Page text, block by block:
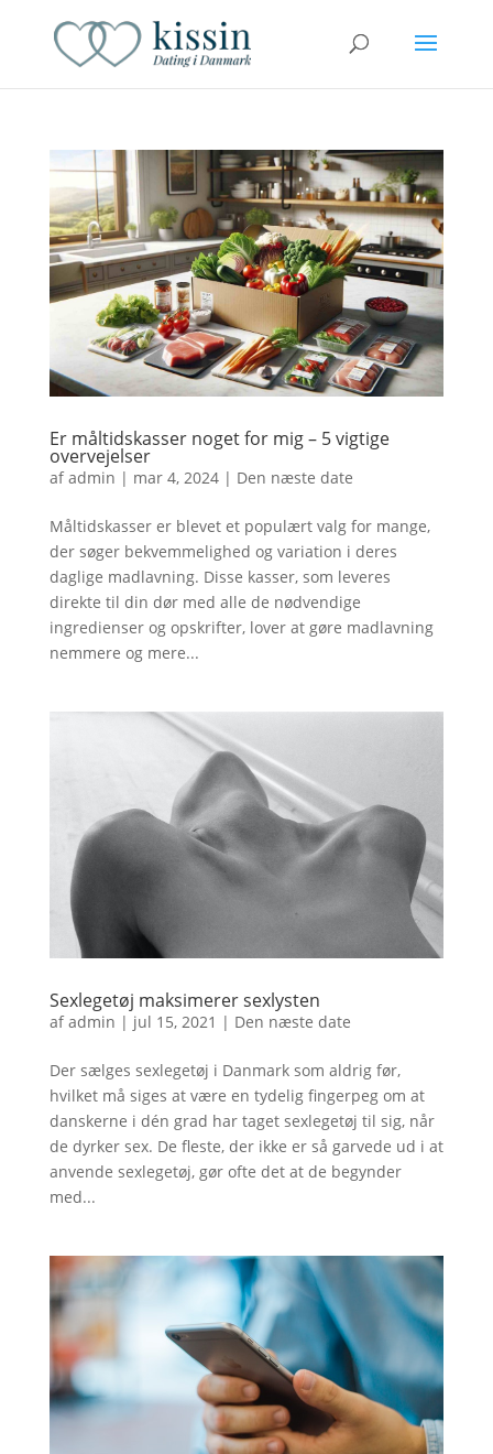
Er måltidskasser noget for mig – 5 vigtige
overvejelser
afadmin | mar 4, 2024| Den næste date
Måltidskasser er blevet et populært valg for mange,
der søger bekvemmelighed og variation i deres
daglige madlavning. Disse kasser, som leveres
direkte til din dør med alle de nødvendige
ingredienser og opskrifter, lover at gøre madlavning
nemmere og mere...
Sexlegetøj maksimerer sexlysten
afadmin | jul 15, 2021 | Den næste date
Der sælges sexlegetøj i Danmark som aldrig før,
hvilket må siges at være en tydelig fingerpeg om at
danskerne i dén grad har taget sexlegetøj til sig, når
de dyrker sex. De fleste, der ikke er så garvede ud i at
anvende sexlegetøj, gør ofte det at de begynder
med...